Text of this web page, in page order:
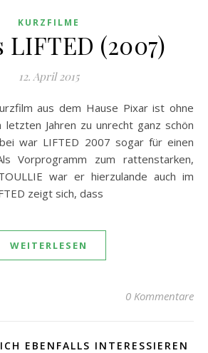
KURZFILME
LIFTED (2007)
12. April 2015
Jahren zu unrecht ganz schön
war LIFTED 2007 sogar für einen
Vorprogramm zum rattenstarken,
war er hierzulande auch im
zeigt sich, dass
WEITERLESEN
0 Kommentare
EBENFALLS INTERESSIEREN